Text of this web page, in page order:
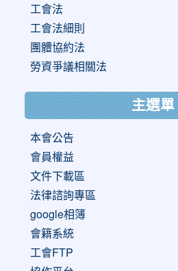
工會法
工會法細則
團體協約法
勞資爭議相關法
主選單
本會公告
會員權益
文件下載區
法律諮詢專區
google相簿
會籍系統
工會FTP